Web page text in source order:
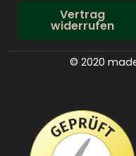
Vertrag
widerrufen
© 2020